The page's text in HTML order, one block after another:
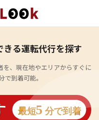
る運転代行を探す
、現在地やエリアからすぐに
で到着可能。